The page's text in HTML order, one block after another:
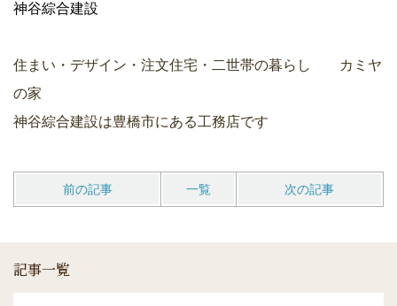
神谷綜合建設
住まい・デザイン・注文住宅・二世帯の暮らし カミヤ
の家
神谷綜合建設は豊橋市にある工務店です
前の記事 一覧 次の記事
記事一覧